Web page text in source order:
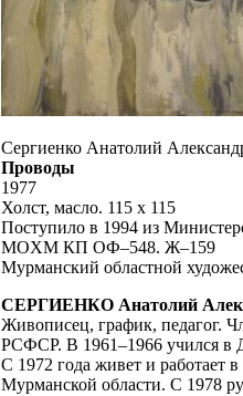
Сергиенко Анатолий
Проводы
1977
Холст, масло. 115 x 115
Поступило в 1994 из
MOXM КП ОФ–548. Ж–159
Мурманский областной
СЕРГИЕНКО Анатолий
Живописец, график, педагог.
РСФСР. В 1961–1966 учился в
С 1972 года живет и работает
Мурманской области. С 1978